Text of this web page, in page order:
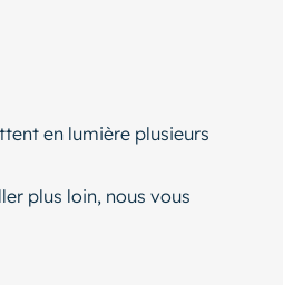
en lumière plusieurs
plus loin, nous vous